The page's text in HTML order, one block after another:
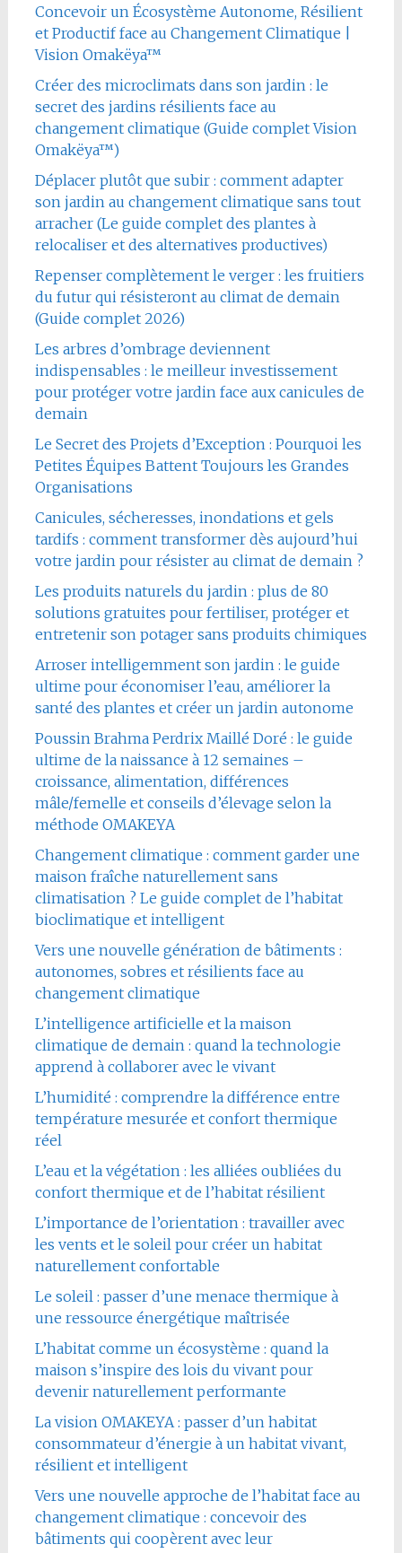
Concevoir un Écosystème Autonome, Résilient
et Productif face au Changement Climatique |
Vision Omakëya™
Créer des microclimats dans son jardin : le
secret des jardins résilients face au
changement climatique (Guide complet Vision
Omakëya™)
Déplacer plutôt que subir : comment adapter
son jardin au changement climatique sans tout
arracher (Le guide complet des plantes à
relocaliser et des alternatives productives)
Repenser complètement le verger : les fruitiers
du futur qui résisteront au climat de demain
(Guide complet 2026)
Les arbres d’ombrage deviennent
indispensables : le meilleur investissement
pour protéger votre jardin face aux canicules de
demain
Le Secret des Projets d’Exception : Pourquoi les
Petites Équipes Battent Toujours les Grandes
Organisations
Canicules, sécheresses, inondations et gels
tardifs : comment transformer dès aujourd’hui
votre jardin pour résister au climat de demain ?
Les produits naturels du jardin : plus de 80
solutions gratuites pour fertiliser, protéger et
entretenir son potager sans produits chimiques
Arroser intelligemment son jardin : le guide
ultime pour économiser l’eau, améliorer la
santé des plantes et créer un jardin autonome
Poussin Brahma Perdrix Maillé Doré : le guide
ultime de la naissance à 12 semaines –
croissance, alimentation, différences
mâle/femelle et conseils d’élevage selon la
méthode OMAKEYA
Changement climatique : comment garder une
maison fraîche naturellement sans
climatisation ? Le guide complet de l’habitat
bioclimatique et intelligent
Vers une nouvelle génération de bâtiments :
autonomes, sobres et résilients face au
changement climatique
L’intelligence artificielle et la maison
climatique de demain : quand la technologie
apprend à collaborer avec le vivant
L’humidité : comprendre la différence entre
température mesurée et confort thermique
réel
L’eau et la végétation : les alliées oubliées du
confort thermique et de l’habitat résilient
L’importance de l’orientation : travailler avec
les vents et le soleil pour créer un habitat
naturellement confortable
Le soleil : passer d’une menace thermique à
une ressource énergétique maîtrisée
L’habitat comme un écosystème : quand la
maison s’inspire des lois du vivant pour
devenir naturellement performante
La vision OMAKEYA : passer d’un habitat
consommateur d’énergie à un habitat vivant,
résilient et intelligent
Vers une nouvelle approche de l’habitat face au
changement climatique : concevoir des
bâtiments qui coopèrent avec leur